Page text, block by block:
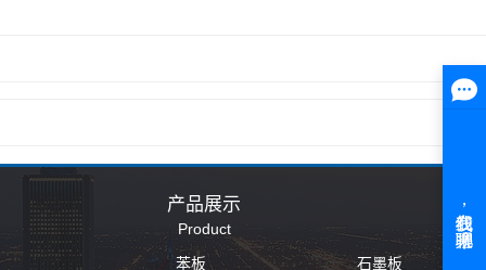
产品展示
Product
苯板
石墨板